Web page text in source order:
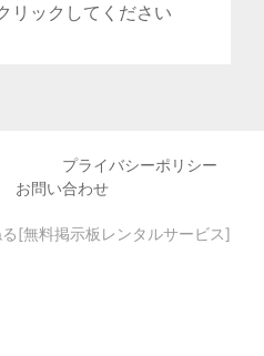
リックしてください
プライバシーポリシー
お問い合わせ
[無料掲示板レンタルサービス]